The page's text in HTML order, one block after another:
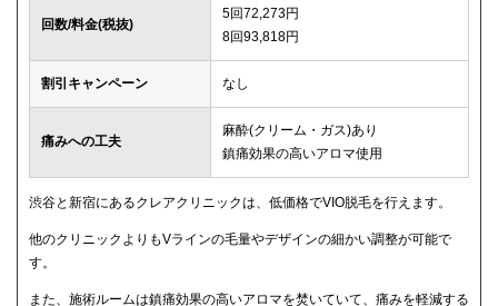
回数/料金(税抜)
5回72,273円
8回93,818円
割引キャンペーン なし
痛みへの工夫
麻酔(クリーム・ガス)あり
鎮痛効果の高いアロマ使用
渋谷と新宿にあるクレアクリニックは、低価格でVIO脱毛を行えます。
他のクリニックよりもVラインの毛量やデザインの細かい調整が可能で
す。
また、施術ルームは鎮痛効果の高いアロマを焚いていて、痛みを軽減する